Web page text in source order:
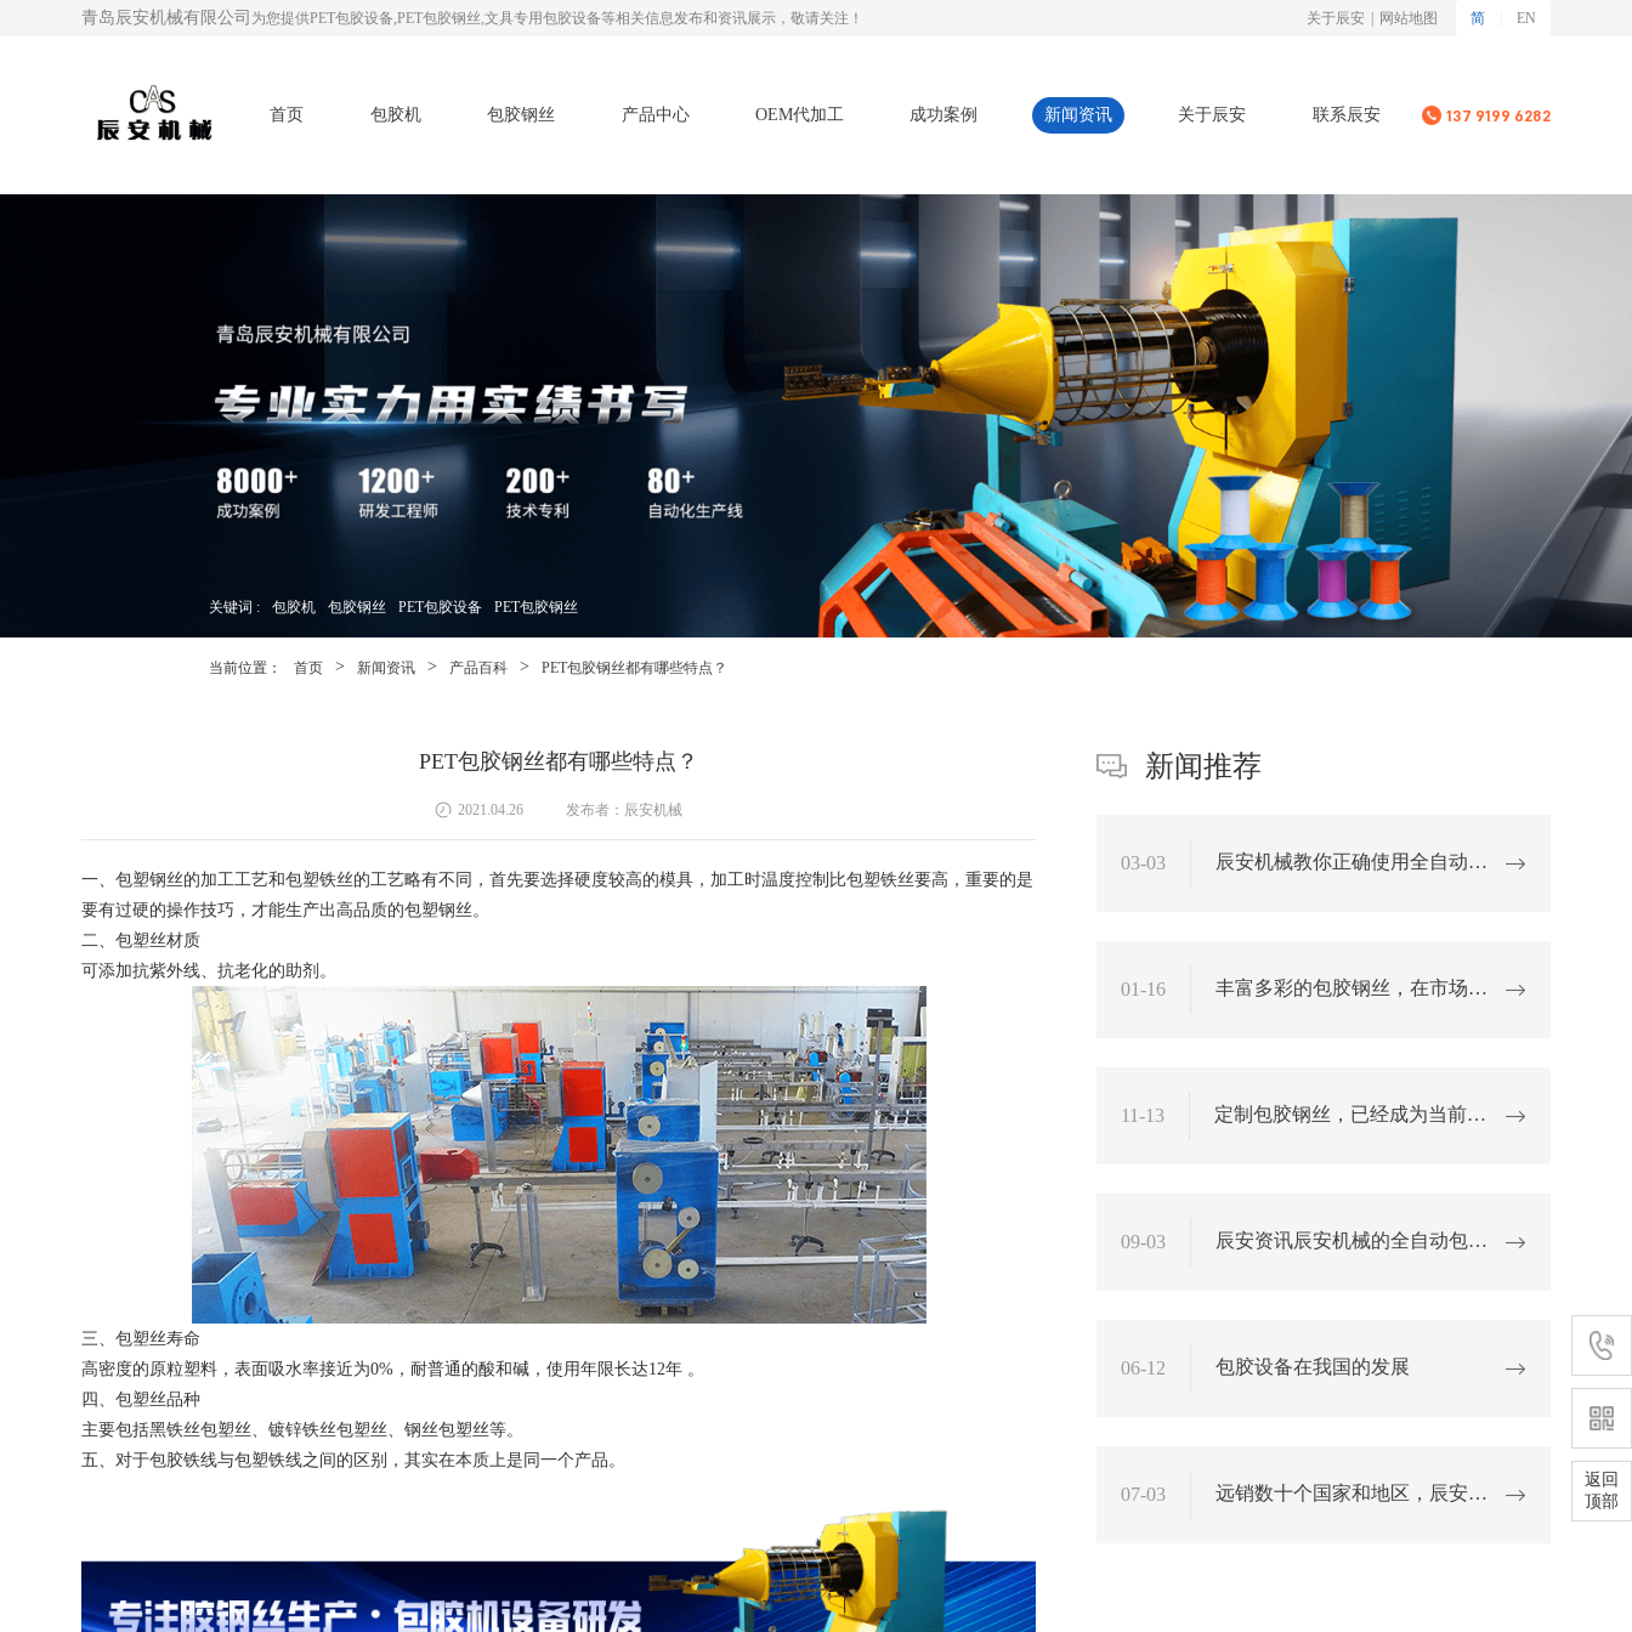
青岛辰安机械有限公司 为您提供PET包胶设备,PET包胶钢丝,文具专用包胶设备等相关信息发布和资讯展示，敬请关注！ 关于辰安 | 网站地图 简 EN
首页 包胶机 包胶钢丝 产品中心 OEM代加工 成功案例 新闻资讯 关于辰安 联系辰安 137 9199 6282
关键词 : 包胶机 包胶钢丝 PET包胶设备 PET包胶钢丝
当前位置： 首页 > 新闻资讯 > 产品百科 > PET包胶钢丝都有哪些特点？
PET包胶钢丝都有哪些特点？
2021.04.26 发布者：辰安机械
一、包塑钢丝的加工工艺和包塑铁丝的工艺略有不同，首先要选择硬度较高的模具，加工时温度控制比包塑铁丝要高，重要的是
要有过硬的操作技巧，才能生产出高品质的包塑钢丝。
二、包塑丝材质
可添加抗紫外线、抗老化的助剂。
三、包塑丝寿命
高密度的原粒塑料，表面吸水率接近为0%，耐普通的酸和碱，使用年限长达12年 。
四、包塑丝品种
主要包括黑铁丝包塑丝、镀锌铁丝包塑丝、钢丝包塑丝等。
五、对于包胶铁线与包塑铁线之间的区别，其实在本质上是同一个产品。
新闻推荐
03-03
辰安机械教你正确使用全自动包
01-16
丰富多彩的包胶钢丝，在市场备
11-13
定制包胶钢丝，已经成为当前行
09-03
辰安资讯辰安机械的全自动包胶
06-12 包胶设备在我国的发展
07-03
远销数十个国家和地区，辰安机
服务
137
返回
顶部